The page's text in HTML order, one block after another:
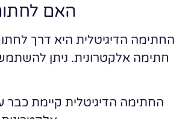
האם
החתימה הדיגיטלית היא דרך
חתימה אלקטרונית. ניתן